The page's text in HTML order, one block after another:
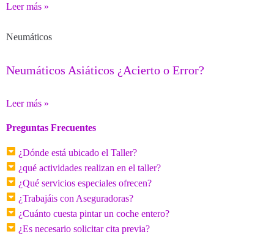
Leer más »
Neumáticos
Neumáticos Asiáticos ¿Acierto o Error?
Leer más »
Preguntas Frecuentes
¿Dónde está ubicado el Taller?
¿qué actividades realizan en el taller?
¿Qué servicios especiales ofrecen?
¿Trabajáis con Aseguradoras?
¿Cuánto cuesta pintar un coche entero?
¿Es necesario solicitar cita previa?